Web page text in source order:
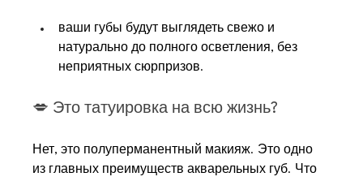
ваши губы будут выглядеть свежо и
натурально до полного осветления, без
неприятных сюрпризов.
💋 Это татуировка на всю жизнь?
Нет, это полуперманентный макияж. Это одно
из главных преимуществ акварельных губ. Что